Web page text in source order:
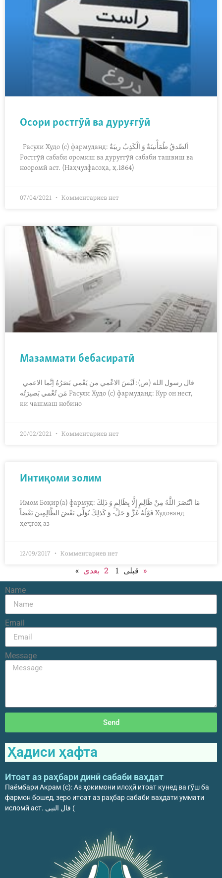
Осори ростгӯӣ ва дуруғгӯӣ
Расули Худо (с) фармуданд: اَلصِّدقُ طُمَأْنينَةٌ وَ الْكَذِبُ ريبَةٌ
Ростгӯӣ сабаби оромиш ва дуруғгӯӣ сабаби ташвиш ва
нооромӣ аст. (Наҳҷулфасоҳа, ҳ.1864)
07/04/2021 Комментариев нет
Мазаммати бебасиратӣ
مَن تُعْمي بَصيرَتُه Расули Худо (с) фармуданд: Кур он нест,
ки чашмаш нобино
20/02/2021 Комментариев нет
Интиқоми золим
Имом Боқир(а) фармуд: مَا انْتَصَرَ اللَّهُ مِنْ ظَالِمٍ إِلَّا بِظَالِمٍ وَ ذَلِكَ
قَوْلُهُ عَزَّ وَ جَلَّ- وَ كَذلِكَ نُوَلِّي بَعْضَ الظَّالِمِينَ بَعْضاً Худованд
ҳеҷгоҳ аз
12/09/2017 Комментариев нет
« قبلی 1
2 بعدی »
Name
Email
Message
Send
Ҳадиси ҳафта
Итоат аз раҳбари динӣ сабаби ваҳдат
Паёмбари Акрам (с): Аз ҳокимони илоҳӣ итоат кунед ва гӯш ба
фармон бошед, зеро итоат аз раҳбар сабаби ваҳдати уммати
исломӣ аст. قال النبی (